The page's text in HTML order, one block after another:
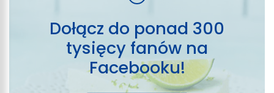
Dołącz do ponad 300
tysięcy fanów na
Facebooku!